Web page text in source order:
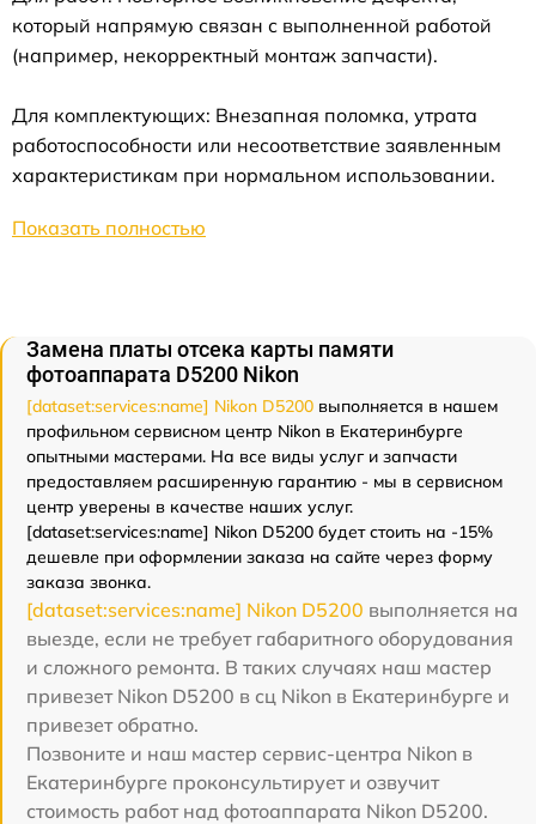
который напрямую связан с выполненной работой
(например, некорректный монтаж запчасти).
Для комплектующих: Внезапная поломка, утрата
работоспособности или несоответствие заявленным
характеристикам при нормальном использовании.
Показать полностью
Замена платы отсека карты памяти
фотоаппарата D5200 Nikon
[dataset:services:name] Nikon D5200 выполняется в нашем
профильном сервисном центр Nikon в Екатеринбурге
опытными мастерами. На все виды услуг и запчасти
предоставляем расширенную гарантию - мы в сервисном
центр уверены в качестве наших услуг.
[dataset:services:name] Nikon D5200 будет стоить на -15%
дешевле при оформлении заказа на сайте через форму
заказа звонка.
[dataset:services:name] Nikon D5200 выполняется на
выезде, если не требует габаритного оборудования
и сложного ремонта. В таких случаях наш мастер
привезет Nikon D5200 в сц Nikon в Екатеринбурге и
привезет обратно.
Позвоните и наш мастер сервис-центра Nikon в
Екатеринбурге проконсультирует и озвучит
стоимость работ над фотоаппарата Nikon D5200.